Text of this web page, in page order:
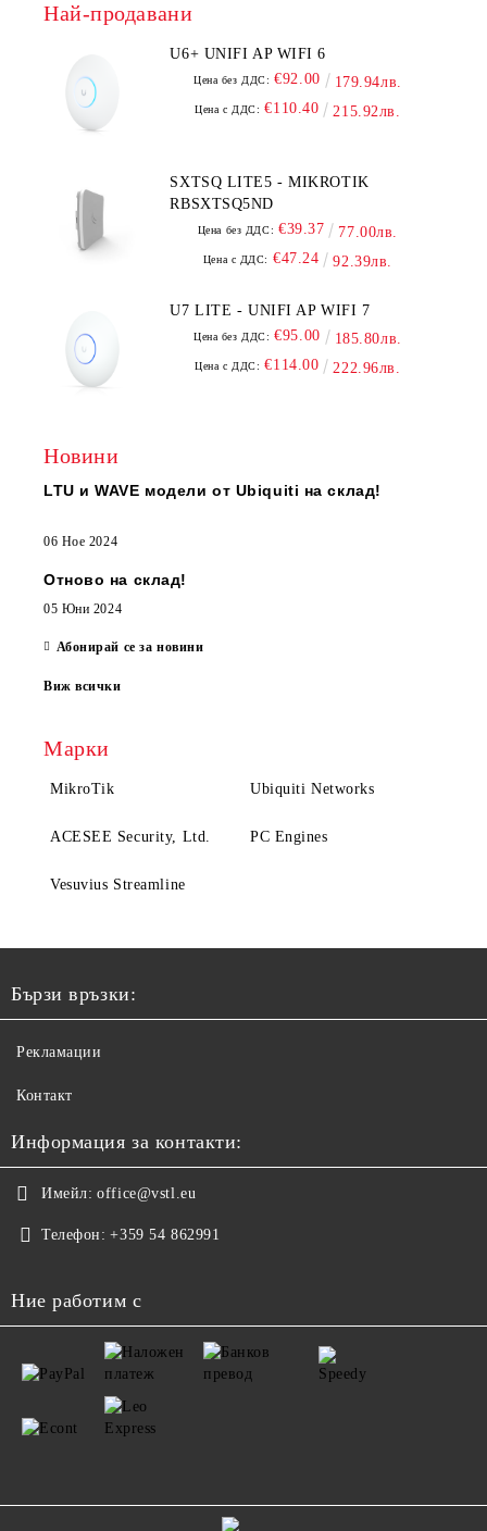
Най-продавани
U6+ UNIFI AP WIFI 6
Цена без ДДС: €92.00 179.94лв.
Цена с ДДС: €110.40 215.92лв.
SXTSQ LITE5 - MIKROTIK
RBSXTSQ5ND
Цена без ДДС: €39.37 77.00лв.
Цена с ДДС: €47.24 92.39лв.
U7 LITE - UNIFI AP WIFI 7
Цена без ДДС: €95.00 185.80лв.
Цена с ДДС: €114.00 222.96лв.
Новини
LTU и WAVE модели от Ubiquiti на склад!
06 Ное 2024
Отново на склад!
05 Юни 2024
Абонирай се за новини
Виж всички
Марки
MikroTik Ubiquiti Networks
ACESEE Security, Ltd. PC Engines
Vesuvius Streamline
Бързи връзки:
Рекламации
Контакт
Информация за контакти:
Имейл: office@vstl.eu
Телефон: +359 54 862991
Ние работим с